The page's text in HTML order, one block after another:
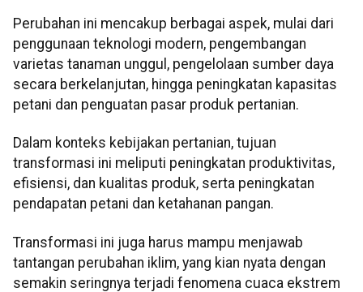
Perubahan ini mencakup berbagai aspek, mulai dari
penggunaan teknologi modern, pengembangan
varietas tanaman unggul, pengelolaan sumber daya
secara berkelanjutan, hingga peningkatan kapasitas
petani dan penguatan pasar produk pertanian.
Dalam konteks kebijakan pertanian, tujuan
transformasi ini meliputi peningkatan produktivitas,
efisiensi, dan kualitas produk, serta peningkatan
pendapatan petani dan ketahanan pangan.
Transformasi ini juga harus mampu menjawab
tantangan perubahan iklim, yang kian nyata dengan
semakin seringnya terjadi fenomena cuaca ekstrem